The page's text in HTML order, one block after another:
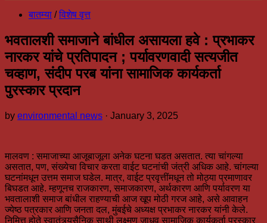
बातम्या / विशेष वृत्त
भवतालशी समाजाने बांधील असायला हवे : प्रभाकर
नारकर यांचे प्रतिपादन ; पर्यावरणवादी सत्यजीत
चव्हाण, संदीप परब यांना सामाजिक कार्यकर्ता
पुरस्कार प्रदान
by environmental news · January 3, 2025
मालवण : समाजाच्या आजूबाजूला अनेक घटना घडत असतात. त्या चांगल्या
असतात, पण, संख्येचा विचार करता वाईट घटनांची जंत्री अधिक आहे. चांगल्या
घटनांमधून उत्तम समाज घडेल. मात्र, वाईट प्रवृत्तींमधून तो मोठ्या प्रमाणावर
बिघडत आहे. म्हणूनच राजकारण, समाजकारण, अर्थकारण आणि पर्यावरण या
भवतालाशी समाज बांधील राहण्याची आज खूप मोठी गरज आहे, असे आवाहन
ज्येष्ठ पत्रकार आणि जनता दल, मुंबईचे अध्यक्ष प्रभाकर नारकर यांनी केले.
निमित्त होते स्वातंत्र्यसैनिक साथी लक्ष्मण जाधव सामाजिक कार्यकर्ता पुरस्कार